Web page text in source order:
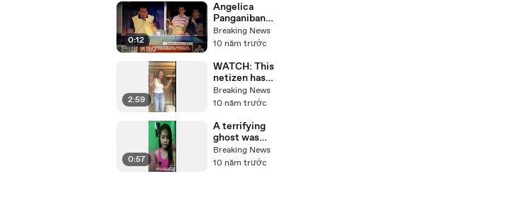
0:12
Angelica
Panganiban
allegedly
claims that
Presidential
debate 2016 is
biased to Mar
Roxas? Must
see!
Breaking News
10 năm trước
2:59
WATCH: This
netizen has
something to
say to Kris
using the
presidential
chopper!
Breaking News
10 năm trước
0:57
A terrifying
ghost was
caught in this
girl's video!
Breaking News
10 năm trước